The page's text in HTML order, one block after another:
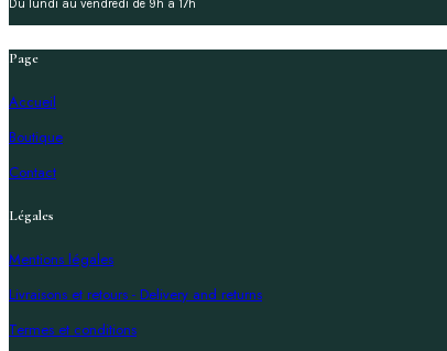
Du lundi au vendredi de 9h à 17h
Page
Accueil
Boutique
Contact
Légales
Mentions légales
Livraisons et retours - Delivery and returns
Termes et conditions